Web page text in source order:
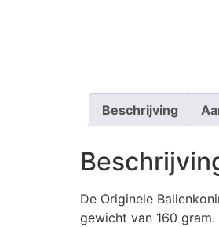
Beschrijving
De Originele
gewicht van 160